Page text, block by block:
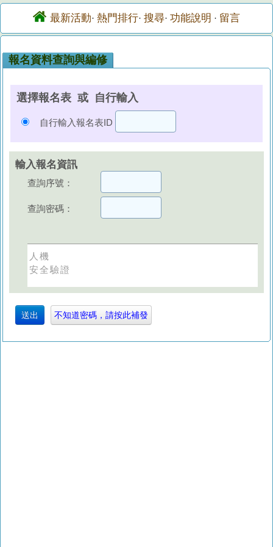
最新活動· 熱門排行· 搜尋· 功能說明 · 留言
報名資料查詢與編修
選擇報名表 或 自行輸入
自行輸入報名表ID
輸入報名資訊
查詢序號：
查詢密碼：
人機
安全驗證